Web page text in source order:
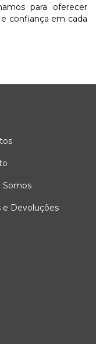
para oferecer
confiança em cada
Somos
e Devoluções